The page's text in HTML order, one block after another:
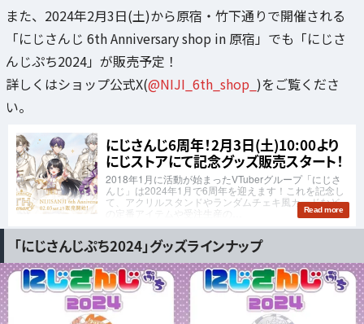
また、2024年2月3日(土)から原宿・竹下通りで開催される
「にじさんじ 6th Anniversary shop in 原宿」でも「にじさ
んじぷち2024」が販売予定！
詳しくはショップ公式X(@NIJI_6th_shop_ )をご覧くださ
い。
「にじさんじぷち2024」グッズラインナップ